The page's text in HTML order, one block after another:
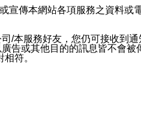
宣傳本網站各項服務之資料
/本服務好友，您仍可接收到通
告或其他目的的訊息皆不會被
符。